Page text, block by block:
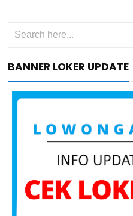
BANNER LOKER UPDATE